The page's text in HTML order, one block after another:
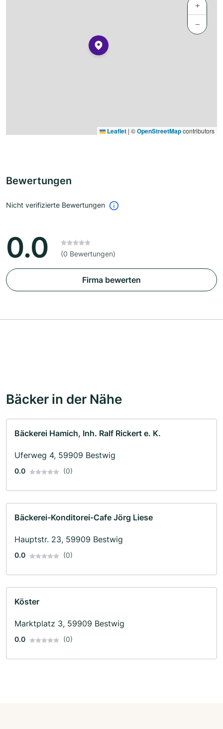
+
−
Leaflet | ©OpenStreetMapcontributors
Bewertungen
Nicht verifizierte Bewertungen
0.0 (0 Bewertungen)
Firma bewerten
Bäcker in der Nähe
Bäckerei Hamich, Inh. Ralf Rickert e. K.
Uferweg 4, 59909 Bestwig
0.0 (0)
Bäckerei-Konditorei-Cafe Jörg Liese
Hauptstr. 23, 59909 Bestwig
0.0 (0)
Köster
Marktplatz 3, 59909 Bestwig
0.0 (0)